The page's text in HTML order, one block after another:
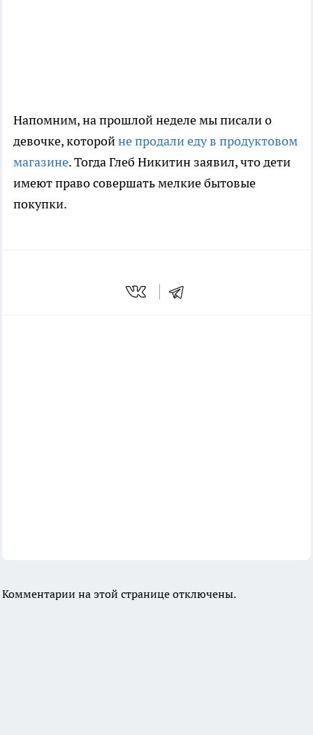
Напомним, на прошлой неделе мы писали о
девочке, которойне продали еду в продуктовом
магазине. Тогда Глеб Никитин заявил, что дети
имеют право совершать мелкие бытовые
покупки.
Комментарии на этой странице отключены.